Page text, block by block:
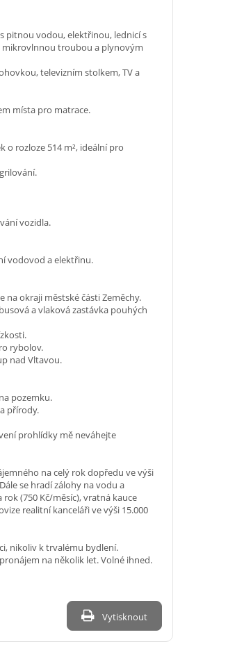
pitnou vodou, elektřinou, lednicí s
mikrovlnnou troubou a plynovým
televizním stolkem, TV a
místa pro matrace.
o rozloze 514 m², ideální pro
vozidla.
vodovod a elektřinu.
na okraji městské části Zeměchy.
a vlaková zastávka pouhých
rybolov.
nad Vltavou.
pozemku.
přírody.
prohlídky mě neváhejte
na celý rok dopředu ve výši
se hradí zálohy na vodu a
rok (750 Kč/měsíc), vratná kauce
realitní kanceláři ve výši 15.000
nikoliv k trvalému bydlení.
na několik let. Volné ihned.
Vytisknout